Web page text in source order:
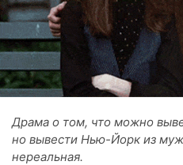
Драма о том, что можно
но вывести Нью-Йорк из
нереальная.